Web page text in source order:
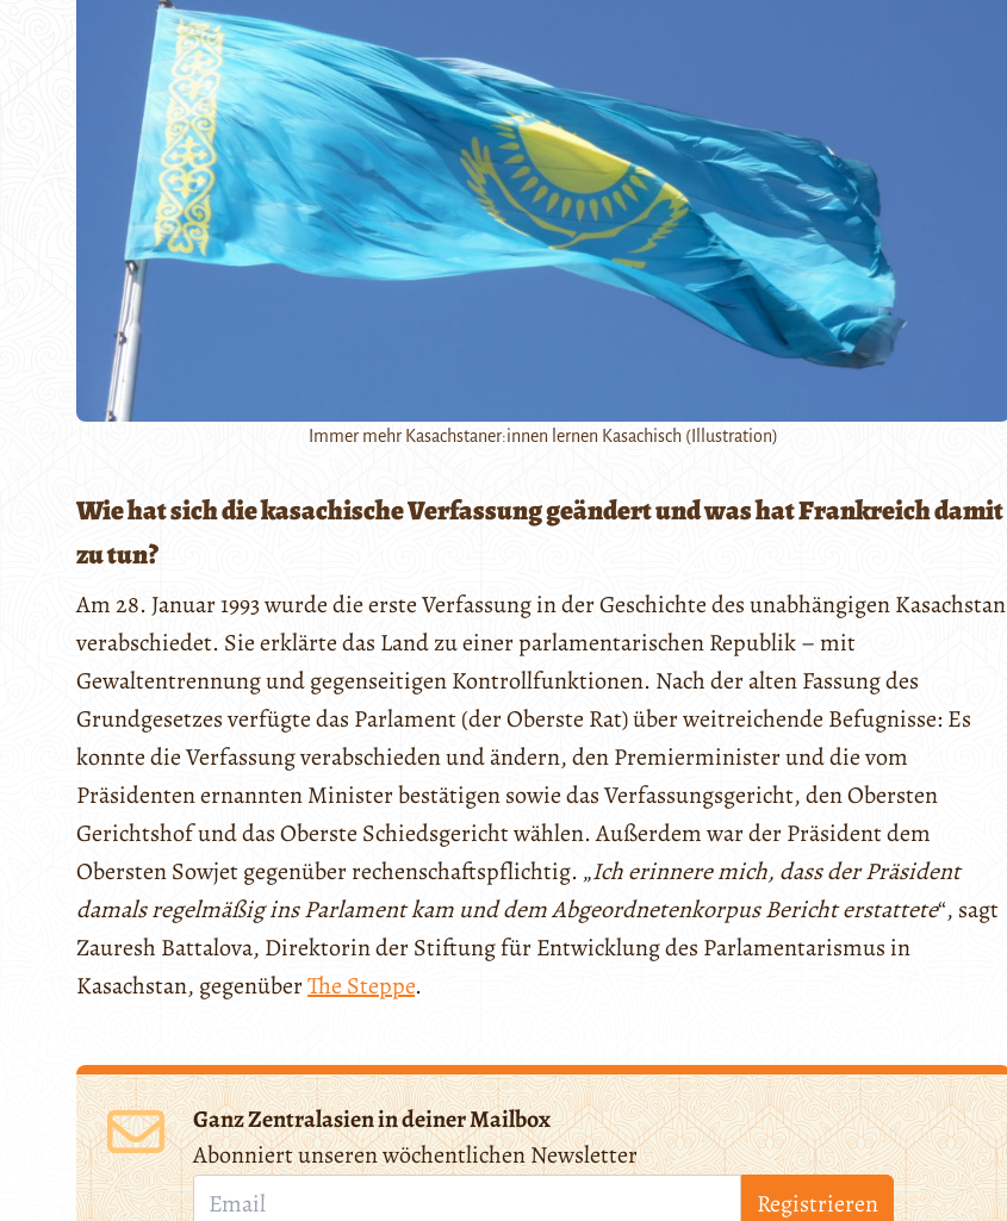
Immer mehr Kasachstaner:innen lernen Kasachisch (Illustration)
Wie hat sich die kasachische Verfassung geändert und was hat Frankreich damit
zu tun?
Am 28. Januar 1993 wurde die erste Verfassung in der Geschichte des unabhängigen Kasachstan
verabschiedet. Sie erklärte das Land zu einer parlamentarischen Republik – mit
Gewaltentrennung und gegenseitigen Kontrollfunktionen. Nach der alten Fassung des
Grundgesetzes verfügte das Parlament (der Oberste Rat) über weitreichende Befugnisse: Es
konnte die Verfassung verabschieden und ändern, den Premierminister und die vom
Präsidenten ernannten Minister bestätigen sowie das Verfassungsgericht, den Obersten
Gerichtshof und das Oberste Schiedsgericht wählen. Außerdem war der Präsident dem
Obersten Sowjet gegenüber rechenschaftspflichtig. „Ich erinnere mich, dass der Präsident
damals regelmäßig ins Parlament kam und dem Abgeordnetenkorpus Bericht erstattete“, sagt
Zauresh Battalova, Direktorin der Stiftung für Entwicklung des Parlamentarismus in
Kasachstan, gegenüberThe Steppe.
Ganz Zentralasien in deiner Mailbox
Abonniert unseren wöchentlichen Newsletter
Registrieren